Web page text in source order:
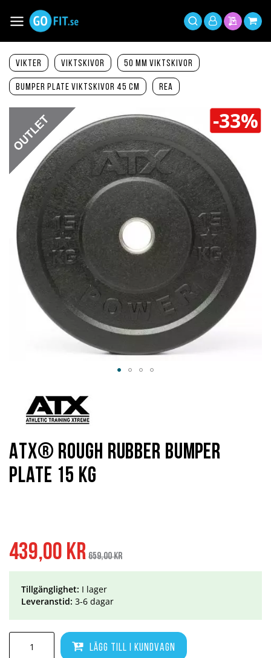
innehållet
Växla
Nav
Sök
Mitt
Min Min
Vikter Viktskivor 50 mm viktskivor
Bumper Plate viktskivor 45 cm REA
Specialpris
439,00 kr pris
659,00 kr
Lägg till i kundvagn
Tillgänglighet: I lager
Leveranstid: 3-6 dagar
ATX® Rough Rubber Bumper
Plate 15 kg
slutet
av
bildgalleriet
-33%
början
bildgalleriet